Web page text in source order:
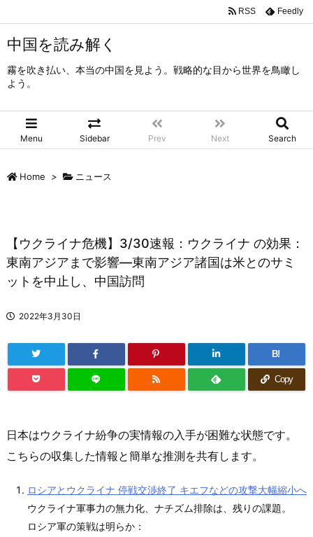
中国を読み解く
霧を吹き払い、本当の中国を見よう。戦略的な目から世界を鳥瞰し
よう。
Menu Sidebar Prev Next Search
RSS Feedly
Home > ニュース
【ウクライナ危機】3/30速報：ウクライナ の効果：
東南アジアまで影響―東南アジア諸国は米とのサミ
ットを中止し、中国訪問
2022年3月30日
B!
Copy
日本はウクライナ紛争の実情報の入手が困難な状態です。
こちらの収集した情報と簡単な推測を共有します。
ロシアとウクライナ 停戦交渉終了 キエフなどの攻撃大幅縮小へ
ウクライナ軍事力の無力化、ナチズム排除は、残りの課題。
ロシア軍の策戦は明らか：